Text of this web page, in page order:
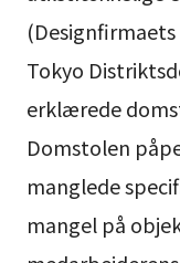
Tokyo
erklærede
Domstolen
manglede
mangel på